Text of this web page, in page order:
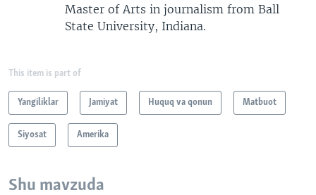
Master of Arts in journalism from Ball
State University, Indiana.
This item is part of
Yangiliklar Jamiyat Huquq va qonun Matbuot
Siyosat Amerika
Shu mavzuda